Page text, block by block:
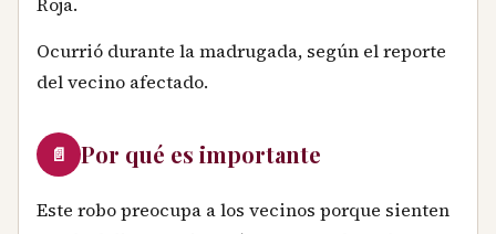
Ocurrió durante la madrugada, según el reporte
del vecino afectado.
📄 Por qué es importante
Este robo preocupa a los vecinos porque sienten